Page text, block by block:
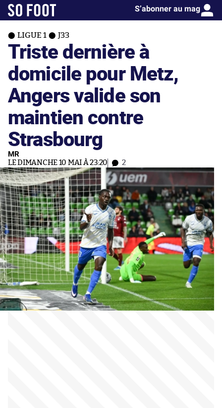
S’abonner au mag
LIGUE 1 J33
Triste dernière à
domicile pour Metz,
Angers valide son
maintien contre
Strasbourg
MR
LE DIMANCHE 10 MAI À 23:20 2